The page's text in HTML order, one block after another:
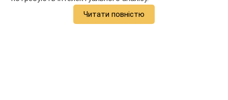
Читати повністю